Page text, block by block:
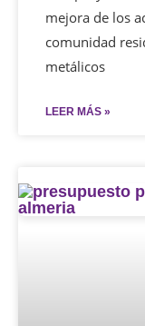
mejora de los
comunidad
metálicos
LEER MÁS »